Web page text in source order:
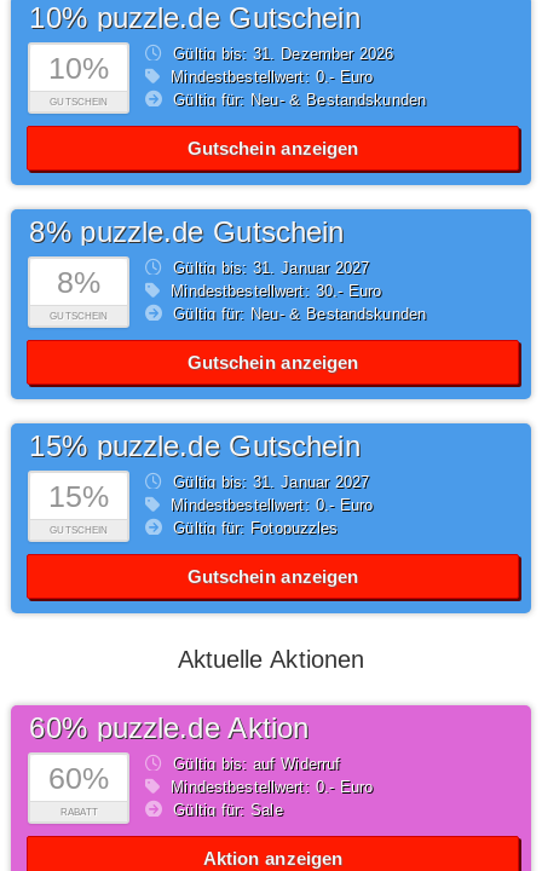
10%
GUTSCHEIN
10% puzzle.de Gutschein
Gültig bis: 31. Dezember2026
Mindestbestellwert: 0,- Euro
Gültig für: Neu- & Bestandskunden
Gutschein anzeigen
8%
GUTSCHEIN
8% puzzle.de Gutschein
Gültig bis: 31.Januar2027
Mindestbestellwert: 30,- Euro
Gültig für: Neu- & Bestandskunden
Gutschein anzeigen
15%
GUTSCHEIN
15% puzzle.de Gutschein
Gültig bis: 31.Januar2027
Mindestbestellwert: 0,- Euro
Gültig für: Fotopuzzles
Gutschein anzeigen
Aktuelle Aktionen
60%
RABATT
60% puzzle.de Aktion
Gültig bis: auf Widerruf
Mindestbestellwert: 0,- Euro
Gültig für: Sale
Aktion anzeigen